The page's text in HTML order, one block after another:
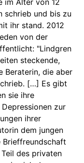
schrieb und bis zu
ihr stand. 2012
von der
"Lindgren
steckende,
Beraterin, die aber
[…] Es gibt
sie ihre
zur
ihrer
dem jungen
Brieffreundschaft
des privaten